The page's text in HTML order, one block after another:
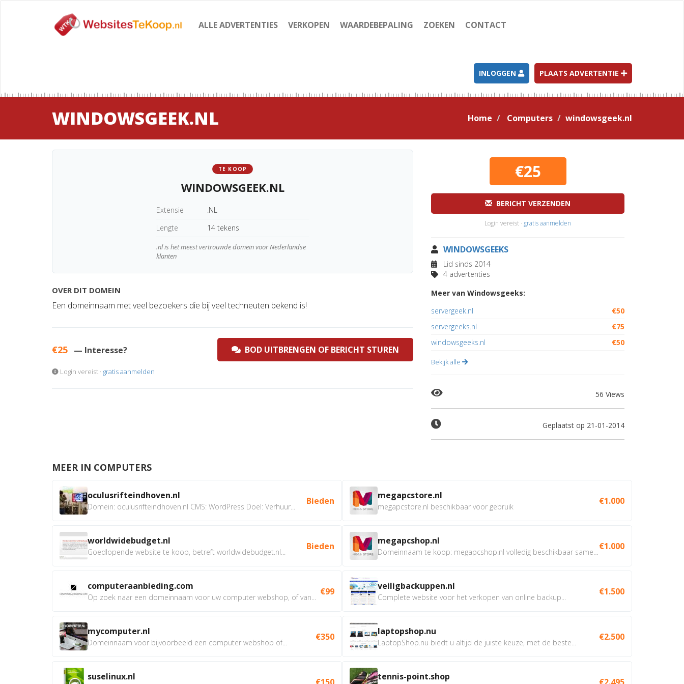
ALLE ADVERTENTIES VERKOPEN WAARDEBEPALING ZOEKEN CONTACT
INLOGGEN PLAATS ADVERTENTIE
WINDOWSGEEK.NL Home Computers windowsgeek.nl
TE KOOP
WINDOWSGEEK.NL
Extensie
.NL
Lengte
14 tekens
.nl is het meest vertrouwde domein voor Nederlandse
klanten
OVER DIT DOMEIN
Een domeinnaam met veel bezoekers die bij veel techneuten bekend is!
€25 — Interesse? BOD UITBRENGEN OF BERICHT STUREN
Login vereist · gratis aanmelden
€25
BERICHT VERZENDEN
Login vereist · gratis aanmelden
WINDOWSGEEKS
Lid sinds 2014
4 advertenties
Meer van Windowsgeeks:
servergeek.nl
€50
servergeeks.nl
€75
windowsgeeks.nl
€50
Bekijk alle
56 Views
Geplaatst op 21-01-2014
MEER IN COMPUTERS
oculusrifteindhoven.nl
Domein: oculusrifteindhoven.nl CMS: WordPress Doel: Verhuur...
Bieden
worldwidebudget.nl
Goedlopende website te koop, betreft worldwidebudget.nl...
Bieden
computeraanbieding.com
Op zoek naar een domeinnaam voor uw computer webshop, of van...
€99
mycomputer.nl
Domeinnaam voor bijvoorbeeld een computer webshop of...
€350
suselinux.nl €150
megapcstore.nl
megapcstore.nl beschikbaar voor gebruik
€1.000
megapcshop.nl €1.000
veiligbackuppen.nl
Complete website voor het verkopen van online backup...
€1.500
laptopshop.nu
LaptopShop.nu biedt u altijd de juiste keuze, met de beste...
€2.500
tennis-point.shop €2.495